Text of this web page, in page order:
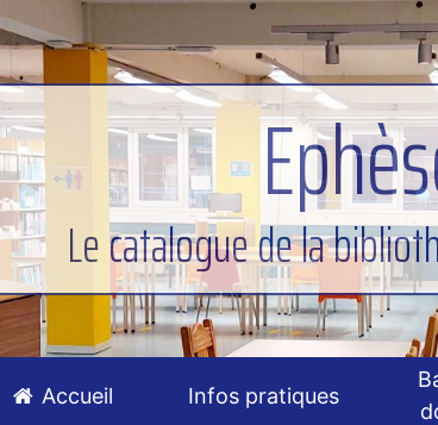
Le catalogue de la
Accueil Infos pratiques